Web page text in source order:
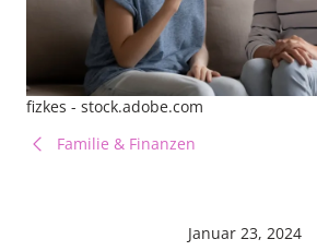
fizkes - stock.adobe.com
Familie & Finanzen
Januar 23, 2024